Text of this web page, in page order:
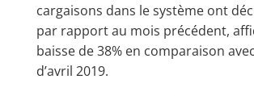
cargaisons dans le système ont
par rapport au mois précédent,
baisse de 38% en comparaison
d’avril 2019.